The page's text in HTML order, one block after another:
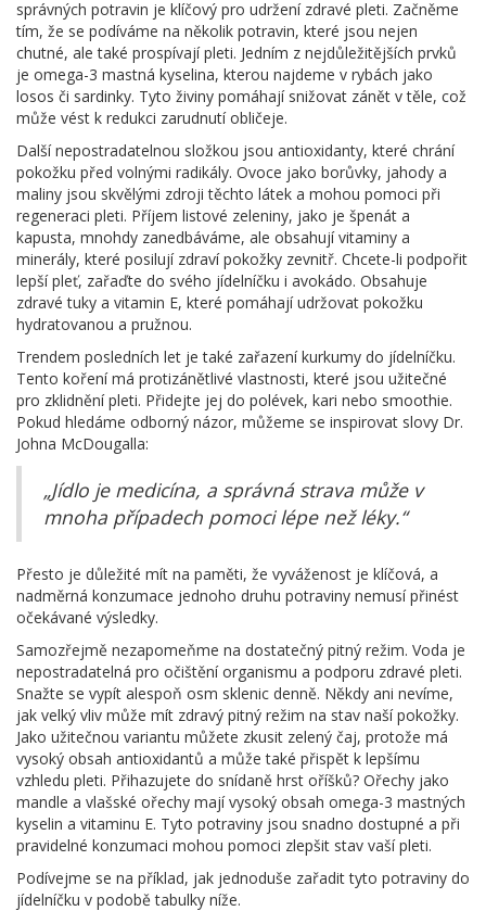
správných potravin je klíčový pro udržení zdravé pleti. Začněme
tím, že se podíváme na několik potravin, které jsou nejen
chutné, ale také prospívají pleti. Jedním z nejdůležitějších prvků
je omega-3 mastná kyselina, kterou najdeme v rybách jako
losos či sardinky. Tyto živiny pomáhají snižovat zánět v těle, což
může vést k redukci zarudnutí obličeje.
Další nepostradatelnou složkou jsou antioxidanty, které chrání
pokožku před volnými radikály. Ovoce jako borůvky, jahody a
maliny jsou skvělými zdroji těchto látek a mohou pomoci při
regeneraci pleti. Příjem listové zeleniny, jako je špenát a
kapusta, mnohdy zanedbáváme, ale obsahují vitaminy a
minerály, které posilují zdraví pokožky zevnitř. Chcete-li podpořit
lepší pleť, zařaďte do svého jídelníčku i avokádo. Obsahuje
zdravé tuky a vitamin E, které pomáhají udržovat pokožku
hydratovanou a pružnou.
Trendem posledních let je také zařazení kurkumy do jídelníčku.
Tento koření má protizánětlivé vlastnosti, které jsou užitečné
pro zklidnění pleti. Přidejte jej do polévek, kari nebo smoothie.
Pokud hledáme odborný názor, můžeme se inspirovat slovy Dr.
Johna McDougalla:
„Jídlo je medicína, a správná strava může v
mnoha případech pomoci lépe než léky.“
Přesto je důležité mít na paměti, že vyváženost je klíčová, a
nadměrná konzumace jednoho druhu potraviny nemusí přinést
očekávané výsledky.
Samozřejmě nezapomeňme na dostatečný pitný režim. Voda je
nepostradatelná pro očištění organismu a podporu zdravé pleti.
Snažte se vypít alespoň osm sklenic denně. Někdy ani nevíme,
jak velký vliv může mít zdravý pitný režim na stav naší pokožky.
Jako užitečnou variantu můžete zkusit zelený čaj, protože má
vysoký obsah antioxidantů a může také přispět k lepšímu
vzhledu pleti. Přihazujete do snídaně hrst oříšků? Ořechy jako
mandle a vlašské ořechy mají vysoký obsah omega-3 mastných
kyselin a vitaminu E. Tyto potraviny jsou snadno dostupné a při
pravidelné konzumaci mohou pomoci zlepšit stav vaší pleti.
Podívejme se na příklad, jak jednoduše zařadit tyto potraviny do
jídelníčku v podobě tabulky níže.